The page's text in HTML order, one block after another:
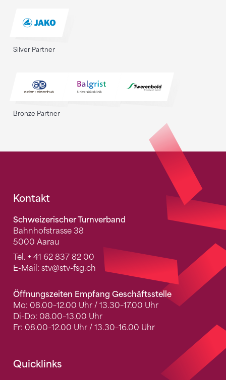
Silver Partner
Bronze Partner
Fusszeile
Kontakt
Schweizerischer Turnverband
Bahnhofstrasse 38
5000 Aarau
Tel. + 41 62 837 82 00
E-Mail: stv@stv-fsg.ch
Öffnungszeiten Empfang Geschäftsstelle
Mo: 08.00–12.00 Uhr / 13.30–17.00 Uhr
Di-Do: 08.00–13.00 Uhr
Fr: 08.00–12.00 Uhr / 13.30–16.00 Uhr
Quicklinks